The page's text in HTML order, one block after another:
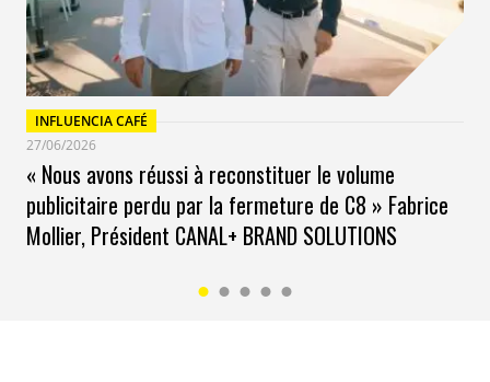
INFLUENCIA CAFÉ
27/06/2026
« Nous avons réussi à reconstituer le volume
publicitaire perdu par la fermeture de C8 » Fabrice
Mollier, Président CANAL+ BRAND SOLUTIONS